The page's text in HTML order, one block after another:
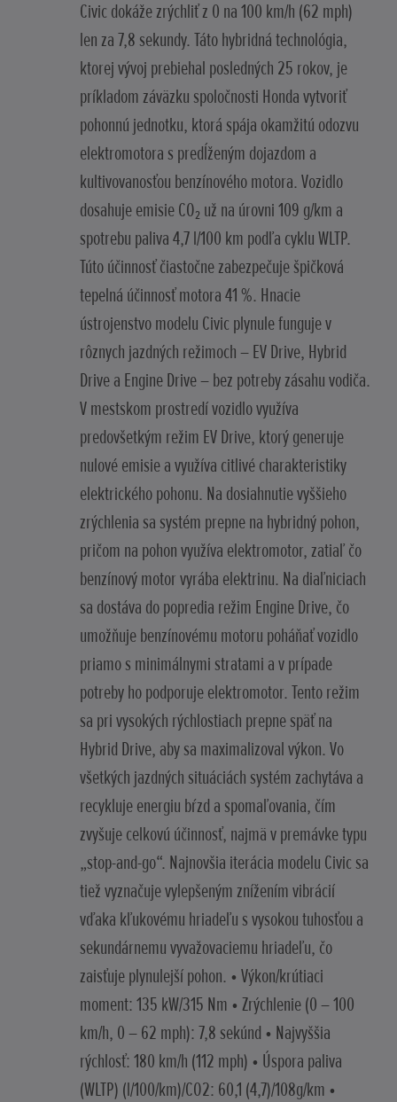
Civic dokáže zrýchliť z 0 na 100 km/h (62 mph)
len za 7,8 sekundy. Táto hybridná technológia,
ktorej vývoj prebiehal posledných 25 rokov, je
príkladom záväzku spoločnosti Honda vytvoriť
pohonnú jednotku, ktorá spája okamžitú odozvu
elektromotora s predĺženým dojazdom a
kultivovanosťou benzínového motora. Vozidlo
dosahuje emisie CO₂ už na úrovni 109 g/km a
spotrebu paliva 4,7 l/100 km podľa cyklu WLTP.
Túto účinnosť čiastočne zabezpečuje špičková
tepelná účinnosť motora 41 %. Hnacie
ústrojenstvo modelu Civic plynule funguje v
rôznych jazdných režimoch – EV Drive, Hybrid
Drive a Engine Drive – bez potreby zásahu vodiča.
V mestskom prostredí vozidlo využíva
predovšetkým režim EV Drive, ktorý generuje
nulové emisie a využíva citlivé charakteristiky
elektrického pohonu. Na dosiahnutie vyššieho
zrýchlenia sa systém prepne na hybridný pohon,
pričom na pohon využíva elektromotor, zatiaľ čo
benzínový motor vyrába elektrinu. Na diaľniciach
sa dostáva do popredia režim Engine Drive, čo
umožňuje benzínovému motoru poháňať vozidlo
priamo s minimálnymi stratami a v prípade
potreby ho podporuje elektromotor. Tento režim
sa pri vysokých rýchlostiach prepne späť na
Hybrid Drive, aby sa maximalizoval výkon. Vo
všetkých jazdných situáciách systém zachytáva a
recykluje energiu bŕzd a spomaľovania, čím
zvyšuje celkovú účinnosť, najmä v premávke typu
„stop-and-go“. Najnovšia iterácia modelu Civic sa
tiež vyznačuje vylepšeným znížením vibrácií
vďaka kľukovému hriadeľu s vysokou tuhosťou a
sekundárnemu vyvažovaciemu hriadeľu, čo
zaisťuje plynulejší pohon. • Výkon/krútiaci
moment: 135 kW/315 Nm • Zrýchlenie (0 – 100
km/h, 0 – 62 mph): 7,8 sekúnd • Najvyššia
rýchlosť: 180 km/h (112 mph) • Úspora paliva
(WLTP) (l/100/km)/CO2: 60,1 (4,7)/108g/km •